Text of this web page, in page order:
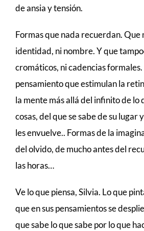
de ansia y tensión.
Formas que nada recuerdan. Que
identidad, ni nombre. Y que
cromáticos, ni cadencias
pensamiento que estimulan la
la mente más allá del infinito de lo
cosas, del que se sabe de su lugar
les envuelve.. Formas de la
del olvido, de mucho antes del
las horas…
Ve lo que piensa, Silvia. Lo que
que en sus pensamientos se
que sabe lo que sabe por lo que